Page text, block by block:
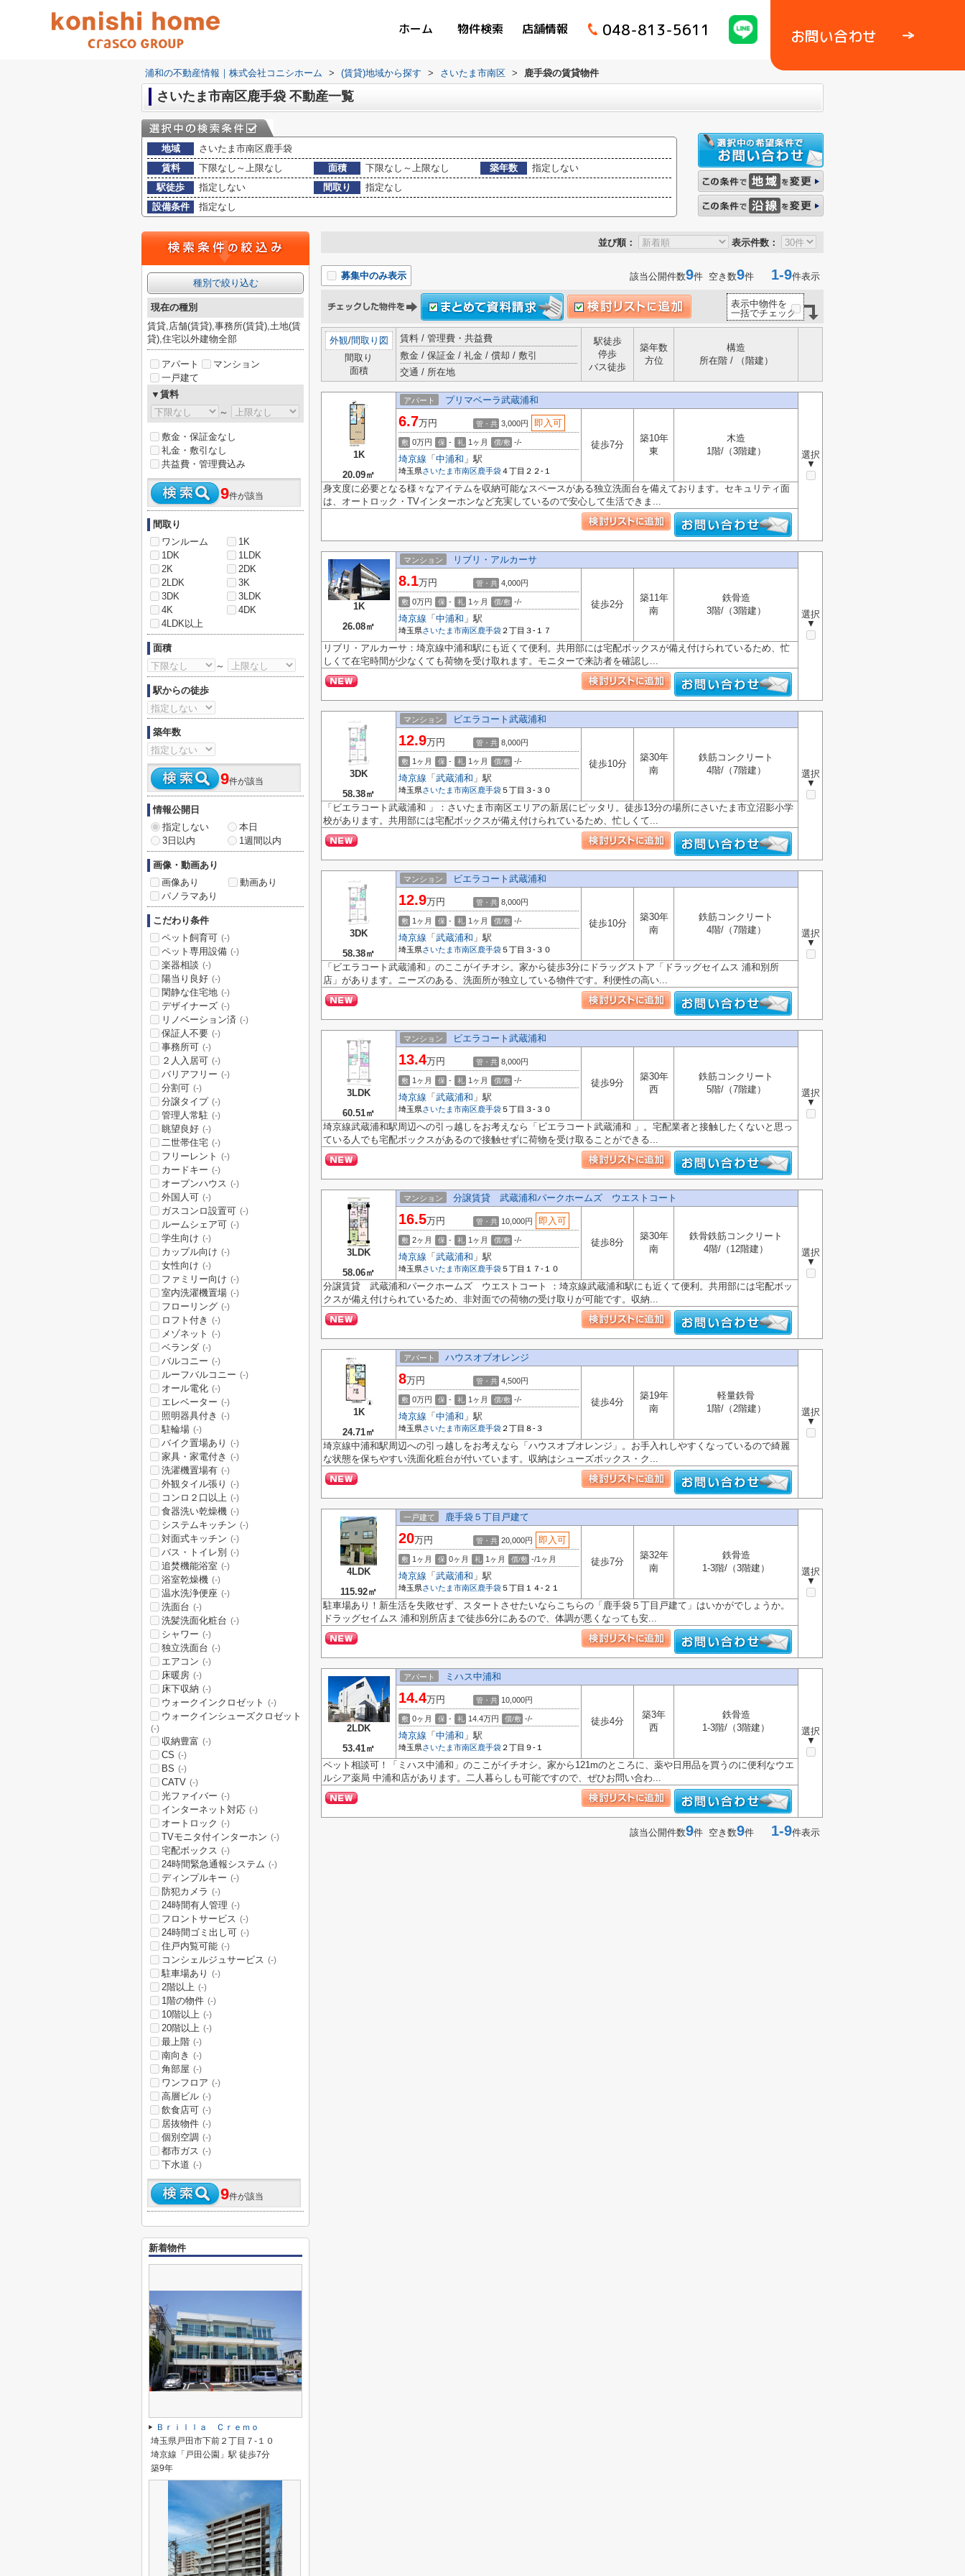
ホーム 物件検索 店舗情報 048-813-5611 お問い合わせ
浦和の不動産情報｜株式会社コニシホーム > (賃貸)地域から探す > さいたま市南区 > 鹿手袋の賃貸物件
さいたま市南区鹿手袋 不動産一覧
地域
さいたま市南区鹿手袋
賃料
下限なし～上限なし 面積 下限なし～上限なし 築年数
指定しない
駅徒歩
指定しない 間取り
指定なし
設備条件
指定なし
並び順： 表示件数：
募集中のみ表示 該当公開件数9件 空き数9件 1-9件表示
表示中物件を
一括でチェック
外観/間取り図
間取り
面積
賃料 / 管理費・共益費
敷金 / 保証金 / 礼金 / 償却 / 敷引
交通 / 所在地
駅徒歩
停歩
バス徒歩
築年数
方位
構造
所在階 / （階建）
1K
20.09㎡
アパート プリマベーラ武蔵浦和
選択
▼
6.7万円 管・共 3,000円 即入可
敷 0万円 保 - 礼 1ヶ月 償/敷 -/-
埼京線 「 中浦和 」駅
埼玉県さいたま市南区 鹿手袋４丁目２２-１
徒歩7分
築10年
東
木造
1階/（3階建）
身支度に必要となる様々なアイテムを収納可能なスペースがある独立洗面台を備えております。セキュリティ面
は、オートロック・TVインターホンなど充実しているので安心して生活できま...
1K
26.08㎡
マンション リブリ・アルカーサ
選択
▼
8.1万円 管・共 4,000円
敷 0万円 保 - 礼 1ヶ月 償/敷 -/-
埼京線 「 中浦和 」駅
埼玉県さいたま市南区 鹿手袋 ２丁目３-１７
徒歩2分
築11年
南
鉄骨造
3階/（3階建）
リブリ・アルカーサ：埼京線中浦和駅にも近くて便利。共用部には宅配ボックスが備え付けられているため、忙
しくて在宅時間が少なくても荷物を受け取れます。モニターで来訪者を確認し...
3DK
58.38㎡
マンション ビエラコート武蔵浦和
選択
▼
12.9万円 管・共 8,000円
敷 1ヶ月 保 - 礼 1ヶ月 償/敷 -/-
埼京線 「 武蔵浦和 」駅
埼玉県さいたま市南区 鹿手袋 ５丁目３-３０
徒歩10分
築30年
南
鉄筋コンクリート
4階/（7階建）
「ビエラコート武蔵浦和 」：さいたま市南区エリアの新居にピッタリ。徒歩13分の場所にさいたま市立沼影小学
校があります。共用部には宅配ボックスが備え付けられているため、忙しくて...
3DK
58.38㎡
マンション ビエラコート武蔵浦和
選択
▼
12.9万円 管・共 8,000円
敷 1ヶ月 保 - 礼 1ヶ月 償/敷 -/-
埼京線 「 武蔵浦和 」駅
埼玉県さいたま市南区 鹿手袋 ５丁目３-３０
徒歩10分
築30年
南
鉄筋コンクリート
4階/（7階建）
「ビエラコート武蔵浦和」のここがイチオシ。家から徒歩3分にドラッグストア「ドラッグセイムス 浦和別所
店」があります。ニーズのある、洗面所が独立している物件です。利便性の高い...
3LDK
60.51㎡
マンション ビエラコート武蔵浦和
選択
▼
13.4万円 管・共 8,000円
敷 1ヶ月 保 - 礼 1ヶ月 償/敷 -/-
埼京線 「 武蔵浦和 」駅
埼玉県さいたま市南区 鹿手袋 ５丁目３-３０
徒歩9分
築30年
西
鉄筋コンクリート
5階/（7階建）
埼京線武蔵浦和駅周辺への引っ越しをお考えなら「ビエラコート武蔵浦和 」。宅配業者と接触したくないと思っ
ている人でも宅配ボックスがあるので接触せずに荷物を受け取ることができる...
3LDK
58.06㎡
マンション 分譲賃貸 武蔵浦和パークホームズ ウエストコート
選択
▼
16.5万円 管・共 10,000円 即入可
敷 2ヶ月 保 - 礼 1ヶ月 償/敷 -/-
埼京線 「 武蔵浦和 」駅
埼玉県さいたま市南区 鹿手袋 ５丁目１７-１０
徒歩8分
築30年
南
鉄骨鉄筋コンクリート
4階/（12階建）
分譲賃貸 武蔵浦和パークホームズ ウエストコート ：埼京線武蔵浦和駅にも近くて便利。共用部には宅配ボッ
クスが備え付けられているため、非対面での荷物の受け取りが可能です。収納...
1K
24.71㎡
アパート ハウスオブオレンジ
選択
▼
8万円 管・共 4,500円
敷 0万円 保 - 礼 1ヶ月 償/敷 -/-
埼京線 「 中浦和 」駅
埼玉県さいたま市南区 鹿手袋 ２丁目８-３
徒歩4分
築19年
南
軽量鉄骨
1階/（2階建）
埼京線中浦和駅周辺への引っ越しをお考えなら「ハウスオブオレンジ」。お手入れしやすくなっているので綺麗
な状態を保ちやすい洗面化粧台が付いています。収納はシューズボックス・ク...
4LDK
115.92㎡
一戸建て 鹿手袋５丁目戸建て
選択
▼
20万円 管・共 20,000円 即入可
敷 1ヶ月 保 0ヶ月 礼 1ヶ月 償/敷 -/1ヶ月
埼京線 「 武蔵浦和 」駅
埼玉県さいたま市南区 鹿手袋 ５丁目１４-２１
徒歩7分
築32年
南
鉄骨造
1-3階/（3階建）
駐車場あり！新生活を失敗せず、スタートさせたいならこちらの「鹿手袋５丁目戸建て」はいかがでしょうか。
ドラッグセイムス 浦和別所店まで徒歩6分にあるので、体調が悪くなっても安...
2LDK
53.41㎡
アパート ミハス中浦和
選択
▼
14.4万円 管・共 10,000円
敷 0ヶ月 保 - 礼 14.4万円 償/敷 -/-
埼京線 「 中浦和 」駅
埼玉県さいたま市南区 鹿手袋 ２丁目９-１
徒歩4分
築3年
西
鉄骨造
1-3階/（3階建）
ペット相談可！「ミハス中浦和」のここがイチオシ。家から121mのところに、薬や日用品を買うのに便利なウエ
ルシア薬局 中浦和店があります。二人暮らしも可能ですので、ぜひお問い合わ...
該当公開件数9件 空き数9件 1-9件表示
種別で絞り込む
現在の種別
賃貸,店舗(賃貸),事務所(賃貸),土地(賃
貸),住宅以外建物全部
アパート
マンション
一戸建て
▼賃料
～
敷金・保証金なし
礼金・敷引なし
共益費・管理費込み
9件が該当
間取り
ワンルーム
1K
1DK
1LDK
2K
2DK
2LDK
3K
3DK
3LDK
4K
4DK
4LDK以上
面積
～
駅からの徒歩
築年数
9件が該当
情報公開日
指定しない
本日
3日以内
1週間以内
画像・動画あり
画像あり
動画あり
パノラマあり
こだわり条件
ペット飼育可 (-)
ペット専用設備 (-)
楽器相談 (-)
陽当り良好 (-)
閑静な住宅地 (-)
デザイナーズ (-)
リノベーション済 (-)
保証人不要 (-)
事務所可 (-)
２人入居可 (-)
バリアフリー (-)
分割可 (-)
分譲タイプ (-)
管理人常駐 (-)
眺望良好 (-)
二世帯住宅 (-)
フリーレント (-)
カードキー (-)
オープンハウス (-)
外国人可 (-)
ガスコンロ設置可 (-)
ルームシェア可 (-)
学生向け (-)
カップル向け (-)
女性向け (-)
ファミリー向け (-)
室内洗濯機置場 (-)
フローリング (-)
ロフト付き (-)
メゾネット (-)
ベランダ (-)
バルコニー (-)
ルーフバルコニー (-)
オール電化 (-)
エレベーター (-)
照明器具付き (-)
駐輪場 (-)
バイク置場あり (-)
家具・家電付き (-)
洗濯機置場有 (-)
外観タイル張り (-)
コンロ２口以上 (-)
食器洗い乾燥機 (-)
システムキッチン (-)
対面式キッチン (-)
バス・トイレ別 (-)
追焚機能浴室 (-)
浴室乾燥機 (-)
温水洗浄便座 (-)
洗面台 (-)
洗髪洗面化粧台 (-)
シャワー (-)
独立洗面台 (-)
エアコン (-)
床暖房 (-)
床下収納 (-)
ウォークインクロゼット (-)
ウォークインシューズクロゼット
(-)
収納豊富 (-)
CS (-)
BS (-)
CATV (-)
光ファイバー (-)
インターネット対応 (-)
オートロック (-)
TVモニタ付インターホン (-)
宅配ボックス (-)
24時間緊急通報システム (-)
ディンプルキー (-)
防犯カメラ (-)
24時間有人管理 (-)
フロントサービス (-)
24時間ゴミ出し可 (-)
住戸内覧可能 (-)
コンシェルジュサービス (-)
駐車場あり (-)
2階以上 (-)
1階の物件 (-)
10階以上 (-)
20階以上 (-)
最上階 (-)
南向き (-)
角部屋 (-)
ワンフロア (-)
高層ビル (-)
飲食店可 (-)
居抜物件 (-)
個別空調 (-)
都市ガス (-)
下水道 (-)
9件が該当
新着物件
Ｂｒｉｌｌａ Ｃｒｅｍｏ
埼玉県戸田市下前２丁目７-１０
埼京線「戸田公園」駅 徒歩7分
築9年